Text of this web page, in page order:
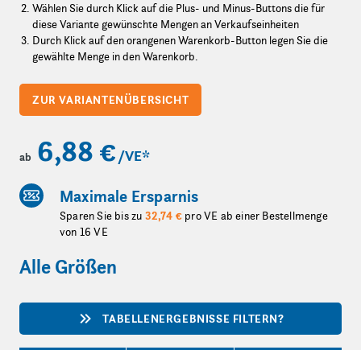
Wählen Sie durch Klick auf die Plus- und Minus-Buttons die für
diese Variante gewünschte Mengen an Verkaufseinheiten
Durch Klick auf den orangenen Warenkorb-Button legen Sie die
gewählte Menge in den Warenkorb.
ZUR VARIANTENÜBERSICHT
ab 6,88 € /VE*
Maximale Ersparnis
Sparen Sie bis zu 32,74 € pro VE ab einer Bestellmenge
von 16 VE
Alle Größen
TABELLENERGEBNISSE FILTERN?